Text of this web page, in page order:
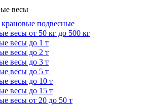
весы
подвесные
весы от 50 кг до 500 кг
весы до 1 т
весы до 2 т
весы до 3 т
весы до 5 т
весы до 10 т
весы до 15 т
весы от 20 до 50 т